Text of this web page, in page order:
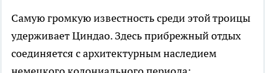
Самую громкую известность среди этой троицы
удерживает Циндао. Здесь прибрежный отдых
соединяется с архитектурным наследием